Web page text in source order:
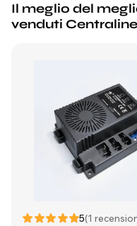
Il meglio del
venduti
5(1